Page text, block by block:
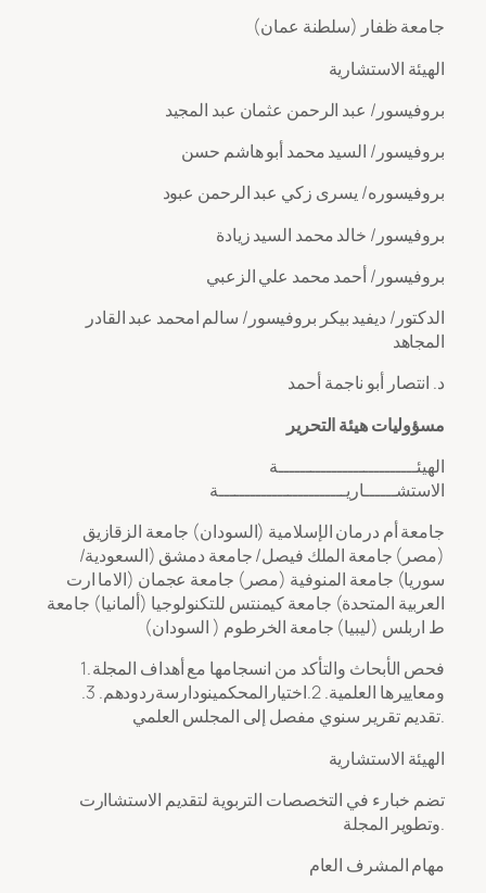
‌ جامعة ظفار (سلطنة عمان)
الهيئة الاستشارية
بروفيسور/ عبد الرحمن عثمان عبد المجيد
بروفيسور/ السيد محمد أبو هاشم حسن
بروفيسوره/ يسرى زكي عبد الرحمن عبود
بروفيسور/ خالد محمد السيد زيادة
بروفيسور/ أحمد محمد علي الزعبي
الدكتور/ ديفيد بيكر بروفيسور/ سالم امحمد عبد القادر
المجاهد
د. انتصار أبو ناجمة أحمد
مسؤوليات هيئة التحرير
الهيئــــــــــــــــــــــــــة
الاستشــــــاريــــــــــــــــــــــــة
جامعة أم درمان الإسلامية (السودان) جامعة الزقازيق
(مصر) جامعة الملك فيصل/ جامعة دمشق (السعودية/
سوريا) جامعة المنوفية (مصر) جامعة عجمان (الاما ارت
العربية المتحدة) جامعة كيمنتس للتكنولوجيا (ألمانيا) جامعة
ط اربلس (ليبيا) جامعة الخرطوم ( السودان)
1. فحص الأبحاث والتأكد من انسجامها مع أهداف المجلة
ومعاييرها العلمية. 2.اختيارالمحكمينودارسةردودهم. 3.
تقديم تقرير سنوي مفصل إلى المجلس العلمي.
الهيئة الاستشارية
تضم خبارء في التخصصات التربوية لتقديم الاستشاارت
وتطوير المجلة.
مهام المشرف العام